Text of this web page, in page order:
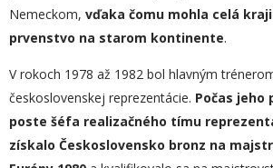
Nemeckom, vďaka čomu mohla celá
prvenstvo na starom kontinente.
V rokoch 1978 až 1982 bol hlavným
československej reprezentácie. Počas jeho
poste šéfa realizačného tímu
získalo Československo bronz na